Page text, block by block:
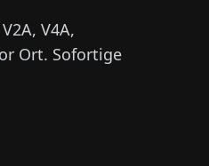
V4A,
Ort. Sofortige